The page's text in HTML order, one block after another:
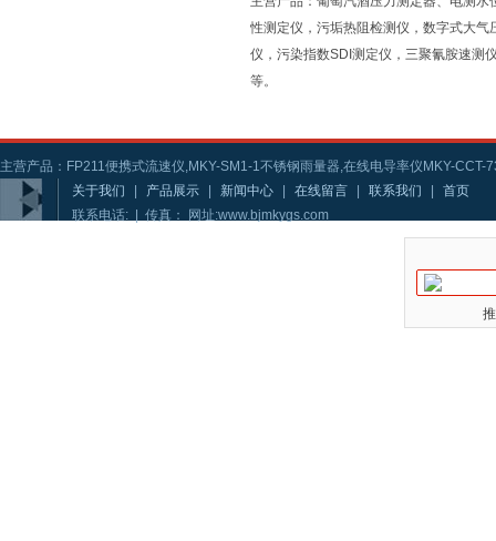
性测定仪，污垢热阻检测仪，数字式大
仪，污染指数SDI测定仪，三聚氰胺速测
等。
主营产品：FP211便携式流速仪,MKY-SM1-1不锈钢雨量器,在线电导率仪MKY-CCT-
关于我们
产品展示 新闻中心 在线留言 联系我们
首页
联系电话: | 传真： 网址:www.bjmkygs.com